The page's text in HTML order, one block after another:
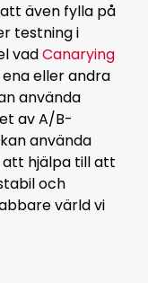
även fylla på
testning i
vadCanarying
eller andra
använda
av A/B-
använda
hjälpa till att
och
värld vi